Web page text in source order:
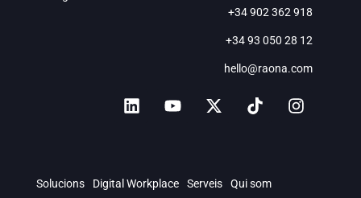
+34 902 362 918
+34 93 050 28 12
hello@raona.com
Solucions Digital Workplace Serveis
Qui som